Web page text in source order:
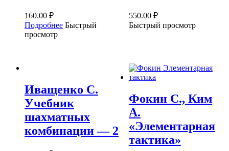
160.00 ₽
Подробнее Быстрый
просмотр
550.00 ₽
Быстрый просмотр
Иващенко С.
Учебник
шахматных
комбинации — 2
Фокин С., Ким
А.
«Элементарная
тактика»